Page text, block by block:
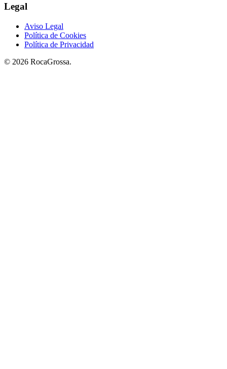
Legal
Aviso Legal
Política de Cookies
Política de Privacidad
© 2026 RocaGrossa.